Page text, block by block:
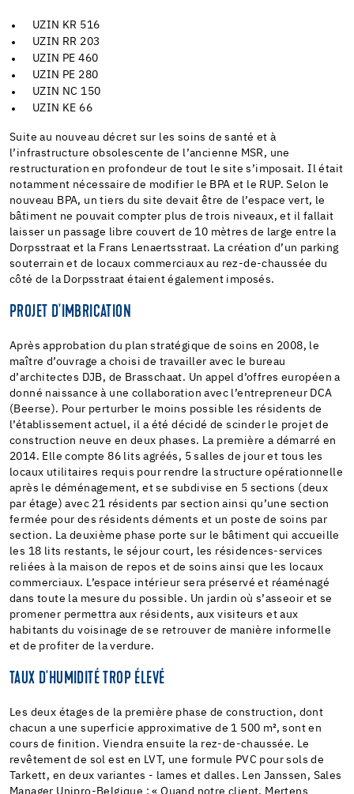
UZIN KR 516
UZIN RR 203
UZIN PE 460
UZIN PE 280
UZIN NC 150
UZIN KE 66
Suite au nouveau décret sur les soins de santé et à
l’infrastructure obsolescente de l’ancienne MSR, une
restructuration en profondeur de tout le site s’imposait. Il était
notamment nécessaire de modifier le BPA et le RUP. Selon le
nouveau BPA, un tiers du site devait être de l’espace vert, le
bâtiment ne pouvait compter plus de trois niveaux, et il fallait
laisser un passage libre couvert de 10 mètres de large entre la
Dorpsstraat et la Frans Lenaertsstraat. La création d’un parking
souterrain et de locaux commerciaux au rez-de-chaussée du
côté de la Dorpsstraat étaient également imposés.
PROJET D'IMBRICATION
Après approbation du plan stratégique de soins en 2008, le
maître d’ouvrage a choisi de travailler avec le bureau
d’architectes DJB, de Brasschaat. Un appel d’offres européen a
donné naissance à une collaboration avec l’entrepreneur DCA
(Beerse). Pour perturber le moins possible les résidents de
l’établissement actuel, il a été décidé de scinder le projet de
construction neuve en deux phases. La première a démarré en
2014. Elle compte 86 lits agréés, 5 salles de jour et tous les
locaux utilitaires requis pour rendre la structure opérationnelle
après le déménagement, et se subdivise en 5 sections (deux
par étage) avec 21 résidents par section ainsi qu’une section
fermée pour des résidents déments et un poste de soins par
section. La deuxième phase porte sur le bâtiment qui accueille
les 18 lits restants, le séjour court, les résidences-services
reliées à la maison de repos et de soins ainsi que les locaux
commerciaux. L’espace intérieur sera préservé et réaménagé
dans toute la mesure du possible. Un jardin où s’asseoir et se
promener permettra aux résidents, aux visiteurs et aux
habitants du voisinage de se retrouver de manière informelle
et de profiter de la verdure.
TAUX D'HUMIDITÉ TROP ÉLEVÉ
Les deux étages de la première phase de construction, dont
chacun a une superficie approximative de 1 500 m², sont en
cours de finition. Viendra ensuite la rez-de-chaussée. Le
revêtement de sol est en LVT, une formule PVC pour sols de
Tarkett, en deux variantes - lames et dalles. Len Janssen, Sales
Manager Unipro-Belgique : « Quand notre client, Mertens